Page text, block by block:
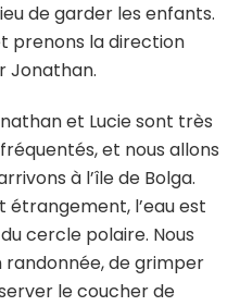
de garder les enfants.
prenons la direction
Jonathan.
et Lucie sont très
et nous allons
à l’île de Bolga.
étrangement, l’eau est
cercle polaire. Nous
randonnée, de grimper
le coucher de